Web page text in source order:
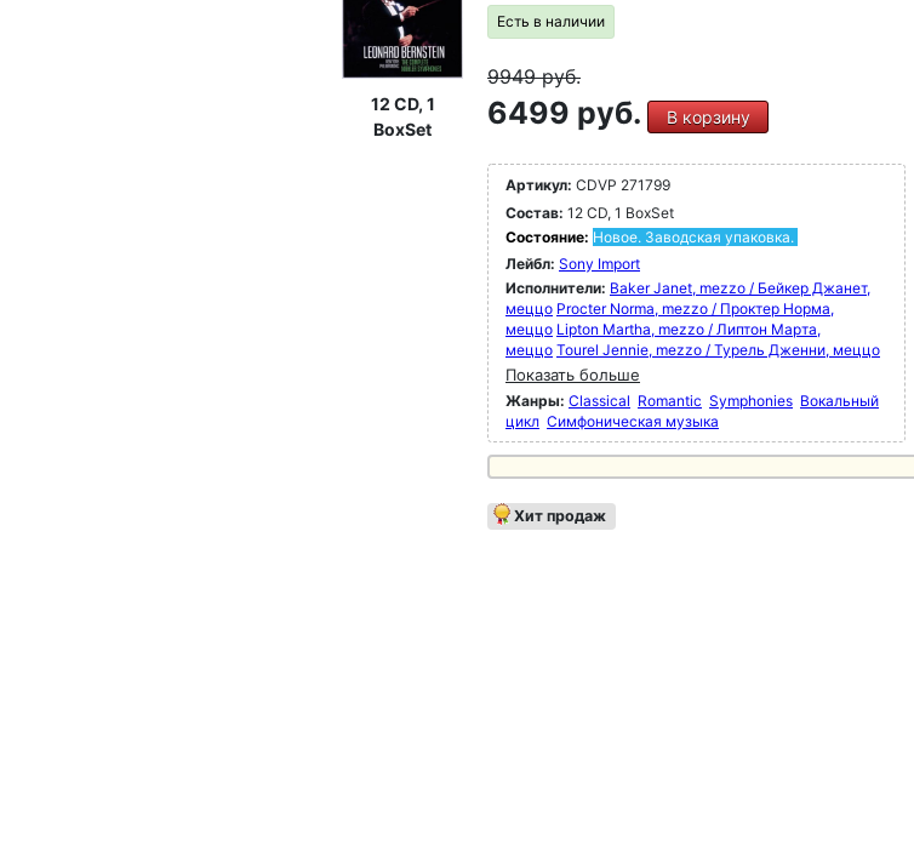
12 CD, 1
BoxSet
Есть в наличии
9949руб.
6499 руб. В корзину
Артикул: CDVP 271799
Состав: 12 CD, 1 BoxSet
Состояние: Новое. Заводская упаковка.
Лейбл: Sony Import
Исполнители: Baker Janet, mezzo / Бейкер Джанет,
меццо Procter Norma, mezzo / Проктер Норма,
меццо Lipton Martha, mezzo / Липтон Марта,
меццо Tourel Jennie, mezzo / Турель Дженни, меццо
Показать больше
Жанры: Classical Romantic Symphonies Вокальный
цикл Симфоническая музыка
Хит продаж